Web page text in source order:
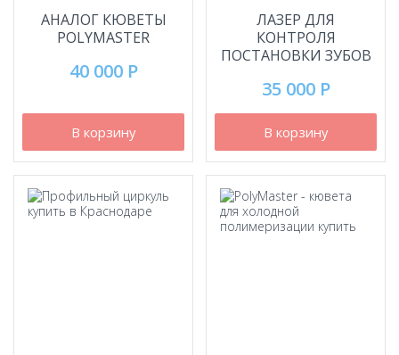
АНАЛОГ КЮВЕТЫ
POLYMASTER
40 000 Р
В корзину
ЛАЗЕР ДЛЯ
КОНТРОЛЯ
ПОСТАНОВКИ ЗУБОВ
35 000 Р
В корзину